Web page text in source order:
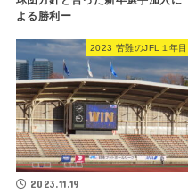
よる勝利ー
2023 苦難のJFL１年目
2023.11.19